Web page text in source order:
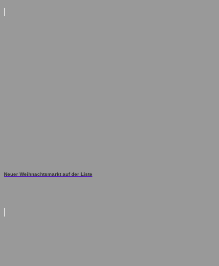
Neuer Weihnachtsmarkt auf der Liste